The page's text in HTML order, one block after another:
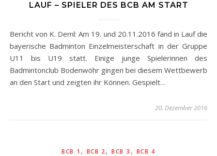
LAUF – SPIELER DES BCB AM START
Bericht von K. Deml: Am 19. und 20.11.2016 fand in Lauf die
bayerische Badminton Einzelmeisterschaft in der Gruppe
U11 bis U19 statt. Einige junge Spielerinnen des
Badmintonclub Bodenwöhr gingen bei diesem Wettbewerb
an den Start und zeigten ihr Können. Gespielt…
20. Dezember 2016
BCB 1 , BCB 2, BCB 3 , BCB 4